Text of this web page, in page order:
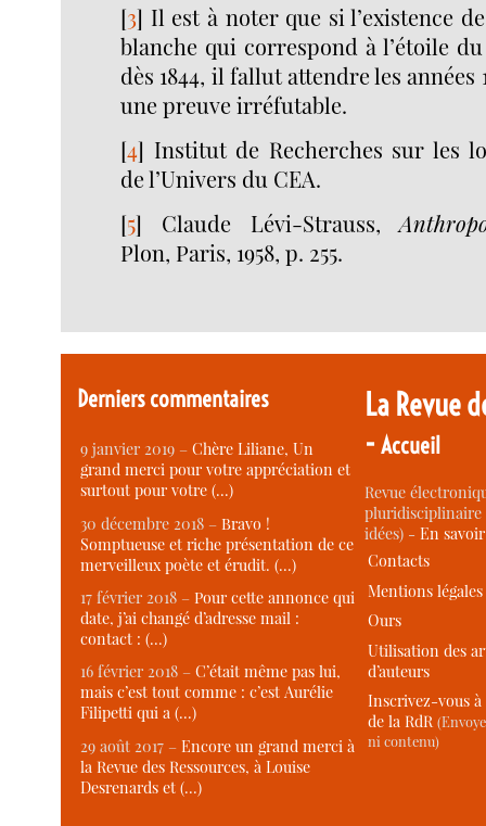
[3] Il est à noter que si l’existence
blanche qui correspond à l’étoile
dès 1844, il fallut attendre les
une preuve irréfutable.
[4] Institut de Recherches sur les
de l’Univers du CEA.
[5] Claude Lévi-Strauss,
Plon, Paris, 1958, p. 255.
Derniers commentaires
9 janvier 2019 –Chère Liliane, Un
grand merci pour votre appréciation et
surtout pour votre (…)
30 décembre 2018 –Bravo !
Somptueuse et riche présentation de ce
merveilleux poète et érudit. (…)
17 février 2018 –Pour cette annonce qui
date, j’ai changé d’adresse mail :
contact : (…)
16 février 2018 –C’était même pas lui,
mais c’est tout comme : c’est Aurélie
Filipetti qui a (…)
29 août 2017 –Encore un grand merci à
la Revue des Ressources, à Louise
Desrenards et (…)
La Revue
-Accueil
Revue
idées) -En
Contacts
Mentions légales
Ours
Utilisation des
d’auteurs
Inscrivez-vous
de la RdR
ni contenu)